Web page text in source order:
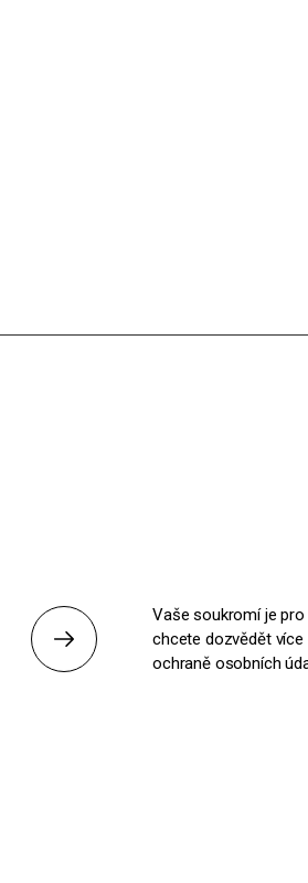
Odeslat
Vaše soukromí je
chcete dozvědět
ochraně osobních